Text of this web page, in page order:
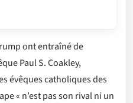
ont entraîné de
Paul S. Coakley,
évêques catholiques des
« n’est pas son rival ni un